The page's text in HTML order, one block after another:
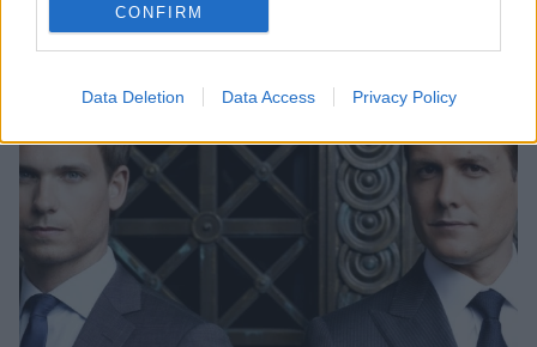
CONFIRM
Data Deletion Data Access Privacy Policy